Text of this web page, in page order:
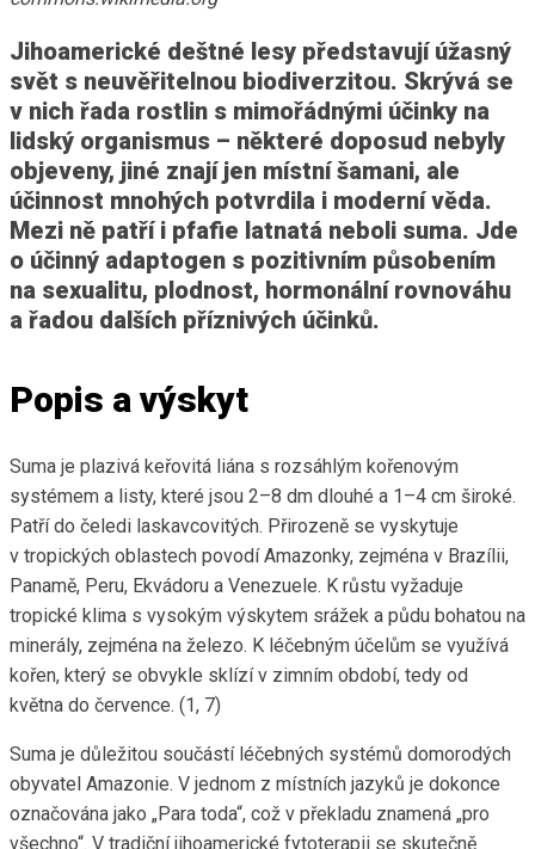
Jihoamerické deštné lesy představují úžasný
svět s neuvěřitelnou biodiverzitou. Skrývá se
v nich řada rostlin s mimořádnými účinky na
lidský organismus – některé doposud nebyly
objeveny, jiné znají jen místní šamani, ale
účinnost mnohých potvrdila i moderní věda.
Mezi ně patří i pfafie latnatá neboli suma. Jde
o účinný adaptogen s pozitivním působením
na sexualitu, plodnost, hormonální rovnováhu
a řadou dalších příznivých účinků.
Popis a výskyt
Suma je plazivá keřovitá liána s rozsáhlým kořenovým
systémem a listy, které jsou 2–8 dm dlouhé a 1–4 cm široké.
Patří do čeledi laskavcovitých. Přirozeně se vyskytuje
v tropických oblastech povodí Amazonky, zejména v Brazílii,
Panamě, Peru, Ekvádoru a Venezuele. K růstu vyžaduje
tropické klima s vysokým výskytem srážek a půdu bohatou na
minerály, zejména na železo. K léčebným účelům se využívá
kořen, který se obvykle sklízí v zimním období, tedy od
května do července. (1, 7)
Suma je důležitou součástí léčebných systémů domorodých
obyvatel Amazonie. V jednom z místních jazyků je dokonce
označována jako „Para toda“, což v překladu znamená „pro
všechno“. V tradiční jihoamerické fytoterapii se skutečně